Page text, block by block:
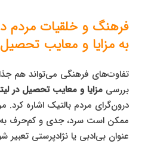
فرهنگ و خلقیات مردم
به مزایا و معایب تحصیل
تفاوت‌های فرهنگی می‌تواند هم
بررسیمزایا و معایب تحصیل در
درون‌گرای مردم بالتیک اشاره کرد.
ممکن است سرد، جدی و کم‌حرف به
عنوان بی‌ادبی یا نژادپرستی